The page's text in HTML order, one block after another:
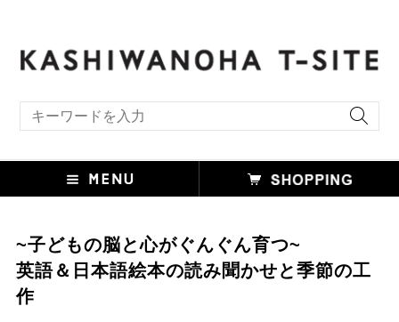
~子どもの脳と心がぐんぐん育つ~
英語＆日本語絵本の読み聞かせと季節の工
作